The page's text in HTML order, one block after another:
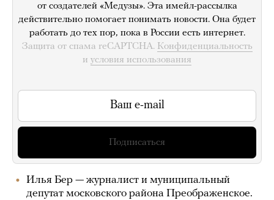
от создателей «Медузы». Эта имейл-рассылка
действительно помогает понимать новости. Она будет
работать до тех пор, пока в России есть интернет.
Защита от спама reCAPTCHA. Конфиденциальность
и условия использования
Подписаться
Илья Бер — журналист и муниципальный
депутат московского района Преображенское.